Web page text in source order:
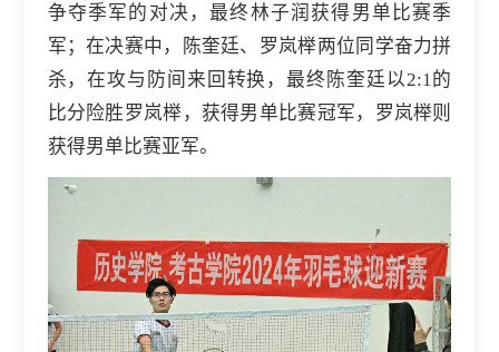
争夺季军的对决，最终林子润获得男单比赛季
军；在决赛中，陈奎廷、罗岚榉两位同学奋力拼
杀，在攻与防间来回转换，最终陈奎廷以2:1的
比分险胜罗岚榉，获得男单比赛冠军，罗岚榉则
获得男单比赛亚军。